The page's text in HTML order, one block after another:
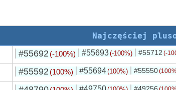
Najczęściej
#55692 (-100%) #55693(-100%) #55712 (-
#55592 (100%) #55694(100%) #55550